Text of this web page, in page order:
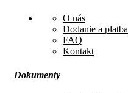
O nás
Dodanie a platba
FAQ
Kontakt
Dokumenty